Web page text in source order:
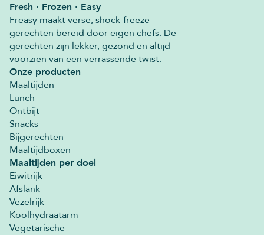
Fresh · Frozen · Easy
Freasy maakt verse, shock-freeze
gerechten bereid door eigen chefs. De
gerechten zijn lekker, gezond en altijd
voorzien van een verrassende twist.
Onze producten
Maaltijden
Lunch
Ontbijt
Snacks
Bijgerechten
Maaltijdboxen
Maaltijden per doel
Eiwitrijk
Afslank
Vezelrijk
Koolhydraatarm
Vegetarische